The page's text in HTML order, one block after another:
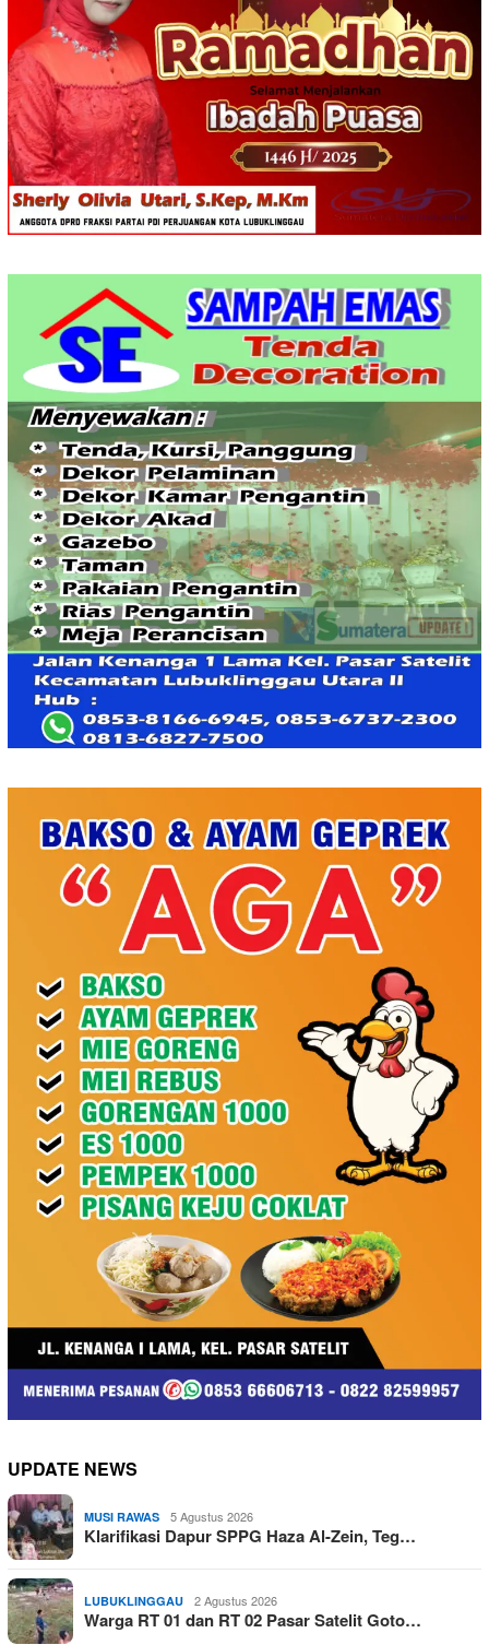
UPDATE NEWS
MUSI RAWAS 5 Agustus 2026
Klarifikasi Dapur SPPG Haza Al-Zein, Teg…
LUBUKLINGGAU 2 Agustus 2026
Warga RT 01 dan RT 02 Pasar Satelit Goto…